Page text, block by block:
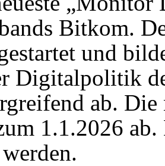
Bitkom.
und
Digitalpolitik
ab.
1.1.2026